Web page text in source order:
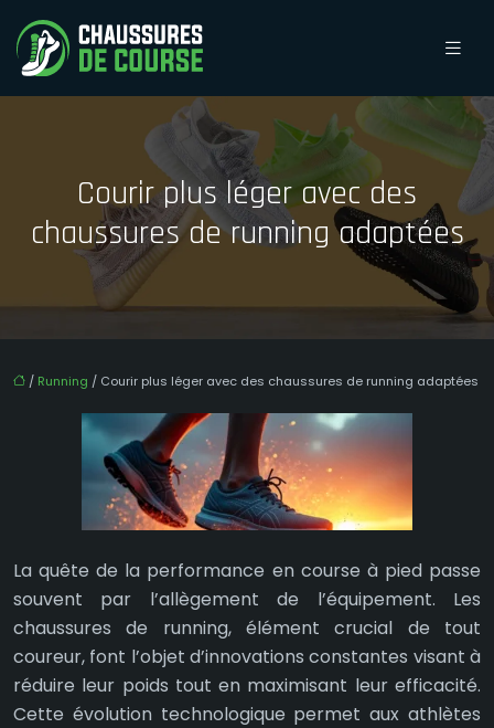
Courir plus léger avec des
chaussures de running adaptées
/ Running / Courir plus léger avec des chaussures de running adaptées
La quête de la performance en course à pied passe
souvent par l’allègement de l’équipement. Les
chaussures de running, élément crucial de tout
coureur, font l’objet d’innovations constantes visant à
réduire leur poids tout en maximisant leur efficacité.
Cette évolution technologique permet aux athlètes